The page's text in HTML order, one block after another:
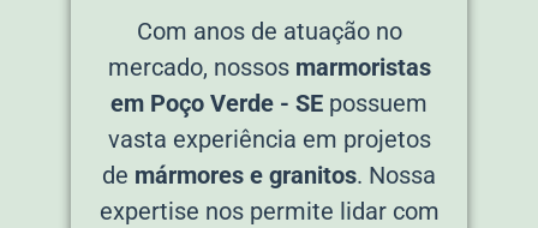
Com anos de atuação no
mercado, nossos marmoristas
em Poço Verde - SE possuem
vasta experiência em projetos
de mármores e granitos. Nossa
expertise nos permite lidar com